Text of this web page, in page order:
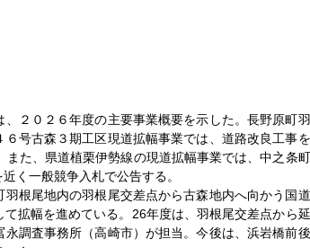
２０２６年度の主要事業概要を示した。長野原町
号古森３期工区現道拡幅事業では、道路改良工事
た、県道植栗伊勢線の現道拡幅事業では、中之条
く一般競争入札で公告する。
根尾地内の羽根尾交差点から古森地内へ向かう国
拡幅を進めている。26年度は、羽根尾交差点から
調査事務所（高崎市）が担当。今後は、浜岩橋前